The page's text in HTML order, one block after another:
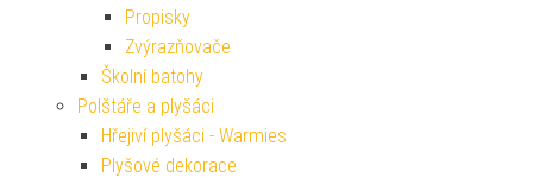
Propisky
Zvýrazňovače
Školní batohy
Polštáře a plyšáci
Hřejiví plyšáci - Warmies
Plyšové dekorace